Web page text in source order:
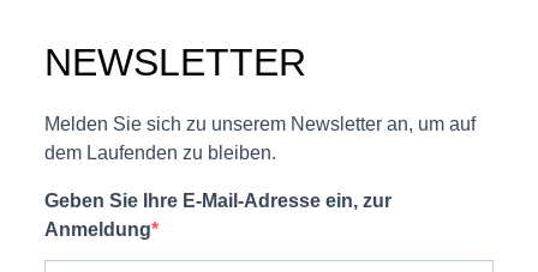
NEWSLETTER
Melden Sie sich zu unserem Newsletter an, um auf
dem Laufenden zu bleiben.
Geben Sie Ihre E-Mail-Adresse ein, zur
Anmeldung